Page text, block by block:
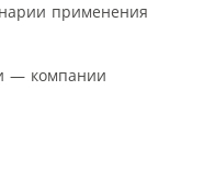
применения
— компании